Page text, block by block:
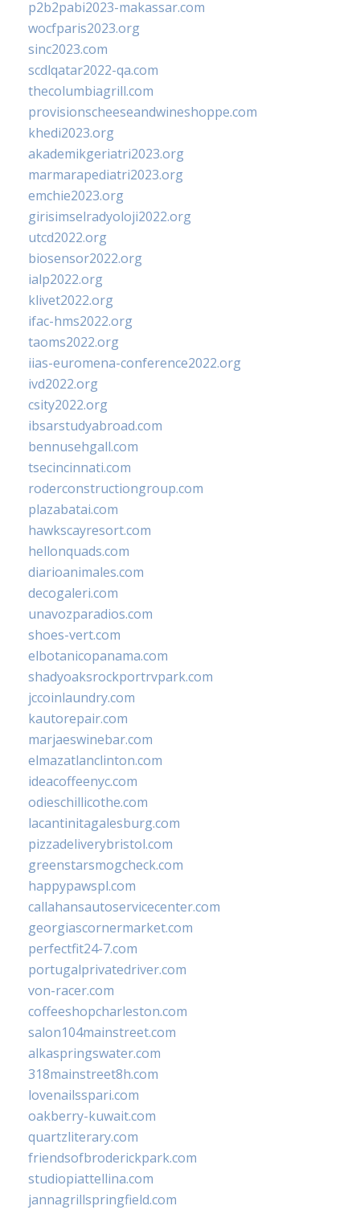
p2b2pabi2023-makassar.com
wocfparis2023.org
sinc2023.com
scdlqatar2022-qa.com
thecolumbiagrill.com
provisionscheeseandwineshoppe.com
khedi2023.org
akademikgeriatri2023.org
marmarapediatri2023.org
emchie2023.org
girisimselradyoloji2022.org
utcd2022.org
biosensor2022.org
ialp2022.org
klivet2022.org
ifac-hms2022.org
taoms2022.org
iias-euromena-conference2022.org
ivd2022.org
csity2022.org
ibsarstudyabroad.com
bennusehgall.com
tsecincinnati.com
roderconstructiongroup.com
plazabatai.com
hawkscayresort.com
hellonquads.com
diarioanimales.com
decogaleri.com
unavozparadios.com
shoes-vert.com
elbotanicopanama.com
shadyoaksrockportrvpark.com
jccoinlaundry.com
kautorepair.com
marjaeswinebar.com
elmazatlanclinton.com
ideacoffeenyc.com
odieschillicothe.com
lacantinitagalesburg.com
pizzadeliverybristol.com
greenstarsmogcheck.com
happypawspl.com
callahansautoservicecenter.com
georgiascornermarket.com
perfectfit24-7.com
portugalprivatedriver.com
von-racer.com
coffeeshopcharleston.com
salon104mainstreet.com
alkaspringswater.com
318mainstreet8h.com
lovenailsspari.com
oakberry-kuwait.com
quartzliterary.com
friendsofbroderickpark.com
studiopiattellina.com
jannagrillspringfield.com